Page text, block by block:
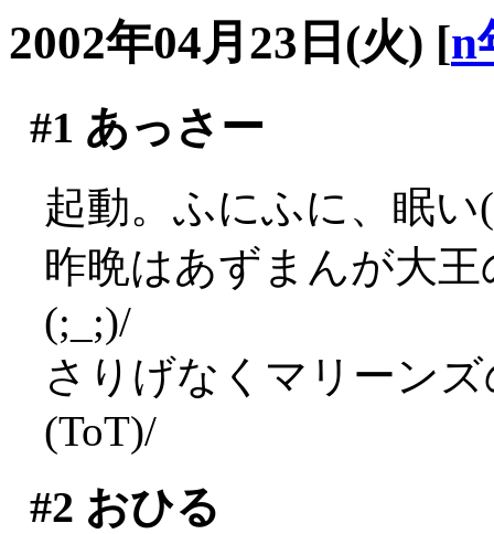
2002年04月23日(火) [n
#1 あっさー
起動。ふにふに、眠
昨晩はあずまんが大
(;_;)/
さりげなくマリーン
(ToT)/
#2 おひる